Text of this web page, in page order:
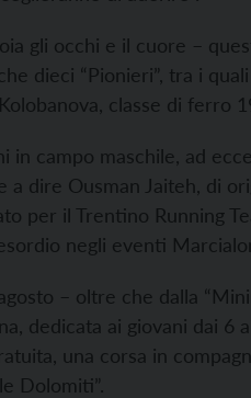
gli occhi e il cuore –
dieci “Pionieri”, tra i
classe di ferro
campo maschile, ad
dire Ousman Jaiteh, di
per il Trentino Running
negli eventi
– oltre che dalla
dedicata ai giovani dai 6
una corsa in
Dolomiti”.